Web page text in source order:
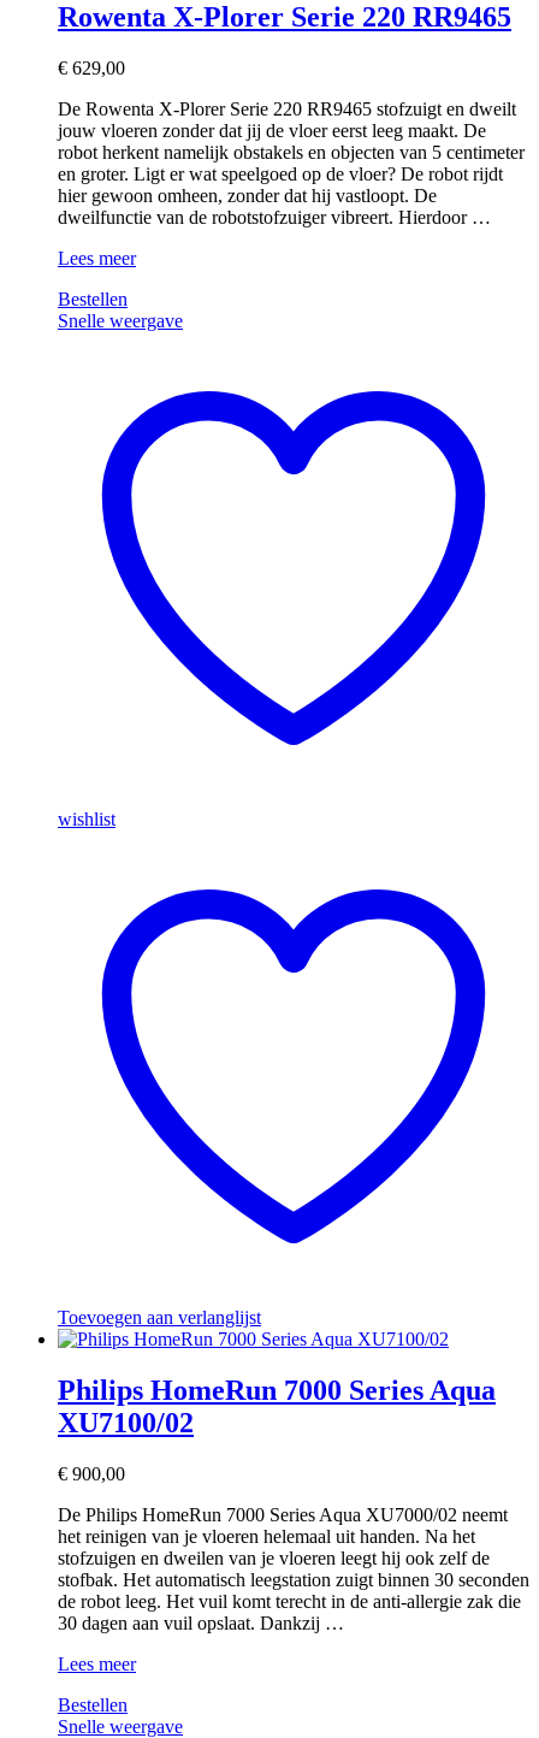
Rowenta X-Plorer Serie 220 RR9465
€ 629,00
De Rowenta X-Plorer Serie 220 RR9465 stofzuigt en dweilt
jouw vloeren zonder dat jij de vloer eerst leeg maakt. De
robot herkent namelijk obstakels en objecten van 5 centimeter
en groter. Ligt er wat speelgoed op de vloer? De robot rijdt
hier gewoon omheen, zonder dat hij vastloopt. De
dweilfunctie van de robotstofzuiger vibreert. Hierdoor …
Rowenta
Plorer
Serie
Lees meer
Bestellen
Snelle weergave
wishlist
Toevoegen aan verlanglijst
Philips HomeRun 7000 Series Aqua
XU7100/02
€ 900,00
De Philips HomeRun 7000 Series Aqua XU7000/02 neemt
het reinigen van je vloeren helemaal uit handen. Na het
stofzuigen en dweilen van je vloeren leegt hij ook zelf de
stofbak. Het automatisch leegstation zuigt binnen 30 seconden
de robot leeg. Het vuil komt terecht in de anti-allergie zak die
30 dagen aan vuil opslaat. Dankzij …
Philips
7000
Series
Lees meer
Bestellen
Snelle weergave